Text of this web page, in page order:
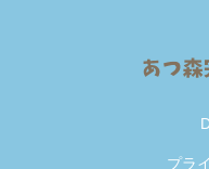
プラ